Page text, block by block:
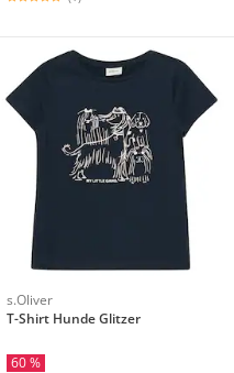
s.Oliver
T-Shirt Hunde Glitzer
60 %